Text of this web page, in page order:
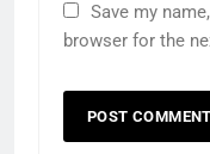
Save my
browser for the